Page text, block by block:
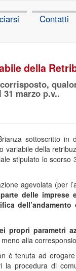
Contatti
della
marzo p.v..
sottoscritto in
variabile della
stipulato lo scorso
agevolata (per
delle imprese
dell’andamento
propri parametri
alla
è tenuta ad
procedura di